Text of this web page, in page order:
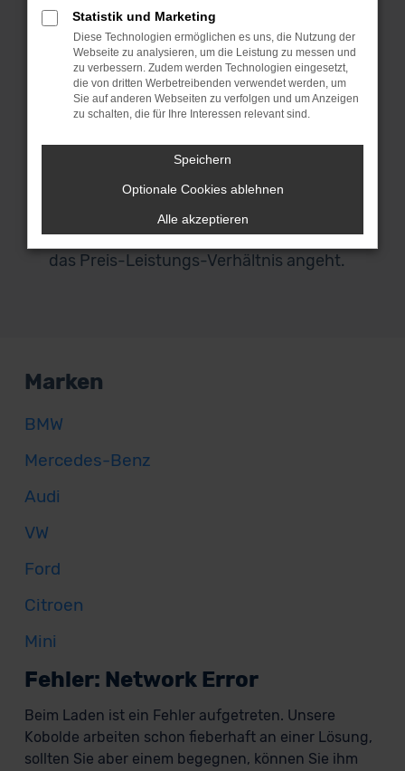
Modellgeneration steigst und keinerlei
Abstriche hinsichtlich der Extras
hinnehmen musst. Audi A4
Jahreswagen werden bei uns aus erster
Hand angeboten und sind stets
scheckheftgepflegt. Gerne bieten wir dir
eine Garantie über einen einwandfreien
Zustand und sichern dir zudem zu, dass
du in ein einheimisches Fahrzeug und
keinen EU-Import steigst. Für Nürnberg
existiert kaum eine bessere Wahl, was
das Preis-Leistungs-Verhältnis angeht.
Marken
BMW
Mercedes-Benz
Audi
VW
Ford
Citroen
Mini
Fehler: Network Error
Beim Laden ist ein Fehler aufgetreten. Unsere
Kobolde arbeiten schon fieberhaft an einer Lösung,
sollten Sie aber einem begegnen, können Sie ihm
Statistik und Marketing
Diese Technologien ermöglichen es uns, die Nutzung der
Webseite zu analysieren, um die Leistung zu messen und
zu verbessern. Zudem werden Technologien eingesetzt,
die von dritten Werbetreibenden verwendet werden, um
Sie auf anderen Webseiten zu verfolgen und um Anzeigen
zu schalten, die für Ihre Interessen relevant sind.
Speichern
Optionale Cookies ablehnen
Alle akzeptieren